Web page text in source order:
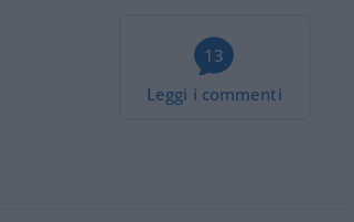
13
Leggi i commenti